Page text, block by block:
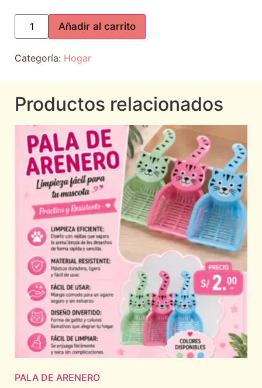
Añadir al carrito
Categoría: Hogar
Productos relacionados
PALA DE ARENERO